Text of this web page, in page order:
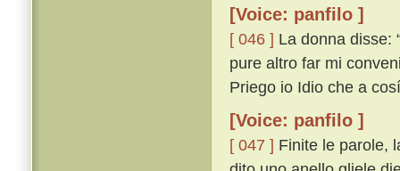
[Voice: panfilo ]
[ 046 ] La donna disse:
pure altro far mi
Priego io Idio che a
[Voice: panfilo ]
[ 047 ] Finite le parole,